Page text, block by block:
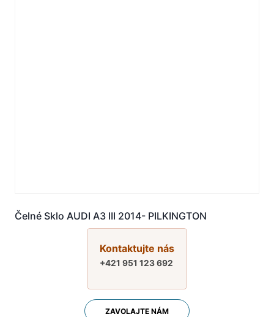
Čelné Sklo AUDI A3 III 2014- PILKINGTON
Kontaktujte nás
+421 951 123 692
ZAVOLAJTE NÁM